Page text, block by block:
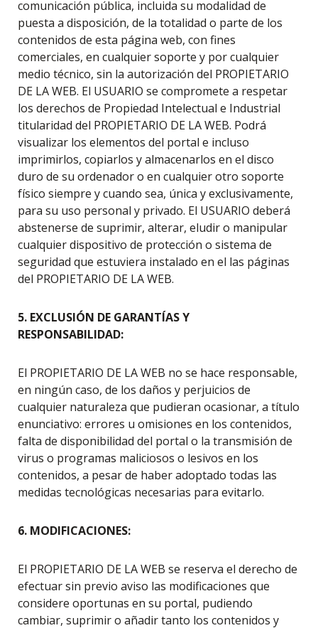
comunicación pública, incluida su modalidad de
puesta a disposición, de la totalidad o parte de los
contenidos de esta página web, con fines
comerciales, en cualquier soporte y por cualquier
medio técnico, sin la autorización del PROPIETARIO
DE LA WEB. El USUARIO se compromete a respetar
los derechos de Propiedad Intelectual e Industrial
titularidad del PROPIETARIO DE LA WEB. Podrá
visualizar los elementos del portal e incluso
imprimirlos, copiarlos y almacenarlos en el disco
duro de su ordenador o en cualquier otro soporte
físico siempre y cuando sea, única y exclusivamente,
para su uso personal y privado. El USUARIO deberá
abstenerse de suprimir, alterar, eludir o manipular
cualquier dispositivo de protección o sistema de
seguridad que estuviera instalado en el las páginas
del PROPIETARIO DE LA WEB.
5. EXCLUSIÓN DE GARANTÍAS Y
RESPONSABILIDAD:
El PROPIETARIO DE LA WEB no se hace responsable,
en ningún caso, de los daños y perjuicios de
cualquier naturaleza que pudieran ocasionar, a título
enunciativo: errores u omisiones en los contenidos,
falta de disponibilidad del portal o la transmisión de
virus o programas maliciosos o lesivos en los
contenidos, a pesar de haber adoptado todas las
medidas tecnológicas necesarias para evitarlo.
6. MODIFICACIONES:
El PROPIETARIO DE LA WEB se reserva el derecho de
efectuar sin previo aviso las modificaciones que
considere oportunas en su portal, pudiendo
cambiar, suprimir o añadir tanto los contenidos y